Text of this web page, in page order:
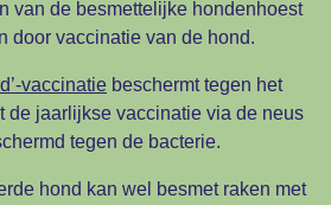
van de besmettelijke hondenhoest
door vaccinatie van de hond.
vaccinatie beschermt tegen het
de jaarlijkse vaccinatie via de neus
tegen de bacterie.
hond kan wel besmet raken met